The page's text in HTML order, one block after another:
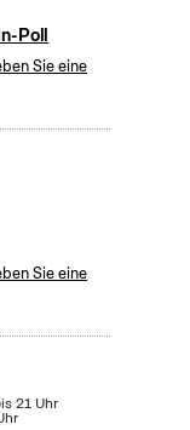
Poll
Sie eine
Sie eine
21 Uhr